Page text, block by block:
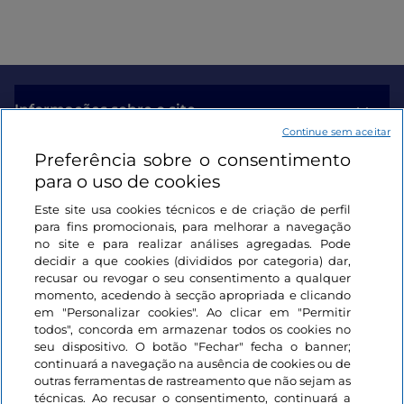
histórico e simbólico que atravessa vários locais de
total de 141 km divididos em 9 etapas e duas
províncias.
Caminho dos Frades Santos
Pequena peregrinação religiosa em 3 etapas,
Caminho dos Frades Santos faz parte
dosCaminhos da Calábriadedicados a figuras de
santos locais pelos quais as comunidades nutrem
grande devoção. É o caso de Santo Humilde
Bisignano
, que passa por dois importantes locais
de fé no território do município: oSantuário de Santo
Humildee aGruta da Oração, imersos na vegetação e
Informações sobre o site
Ligações úteis
Iniciar sessão
Mantenha-se em contacto
Preferência sobre o consentimento
para o uso de cookies
Este site usa cookies técnicos e de criação de perfil
para fins promocionais, para melhorar a navegação
no site e para realizar análises agregadas. Pode
decidir a que cookies (divididos por categoria) dar,
recusar ou revogar o seu consentimento a qualquer
momento, acedendo à secção apropriada e clicando
em "Personalizar cookies". Ao clicar em "Permitir
todos", concorda em armazenar todos os cookies no
seu dispositivo. O botão "Fechar" fecha o banner;
continuará a navegação na ausência de cookies ou de
outras ferramentas de rastreamento que não sejam as
técnicas. Ao recusar o consentimento, continuará a
Continue sem aceitar